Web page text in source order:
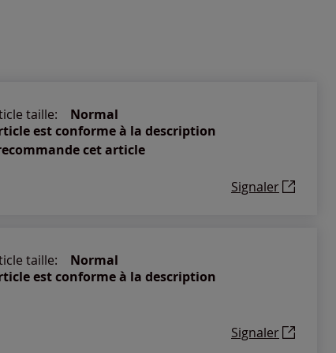
taille:
Normal
est conforme à la description
cet article
Signaler
taille:
Normal
est conforme à la description
Signaler